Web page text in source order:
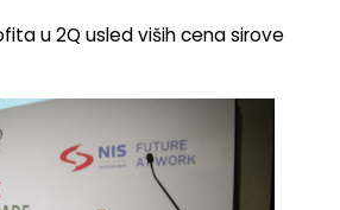
u 2Q usled viših cena sirove